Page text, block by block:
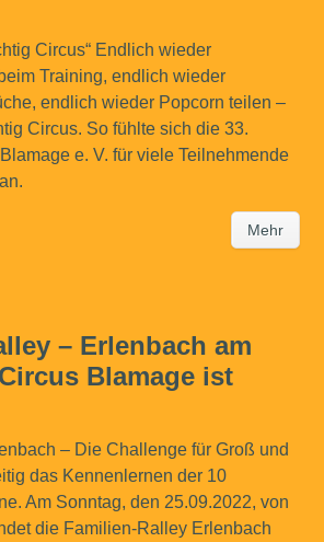
Circus“ Endlich wieder
Training, endlich wieder
endlich wieder Popcorn teilen –
Circus. So fühlte sich die 33.
e. V. für viele Teilnehmende
Mehr
– Erlenbach am
Blamage ist
– Die Challenge für Groß und
das Kennenlernen der 10
Am Sonntag, den 25.09.2022, von
die Familien-Ralley Erlenbach